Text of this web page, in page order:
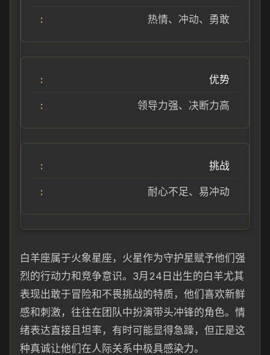
热情、冲动、勇敢
优势
领导力强、决断力高
挑战
耐心不足、易冲动
白羊座属于火象星座，火星作为守护星赋予他们强
烈的行动力和竞争意识。3月24日出生的白羊尤其
表现出敢于冒险和不畏挑战的特质，他们喜欢新鲜
感和刺激，往往在团队中扮演带头冲锋的角色。情
绪表达直接且坦率，有时可能显得急躁，但正是这
种真诚让他们在人际关系中极具感染力。